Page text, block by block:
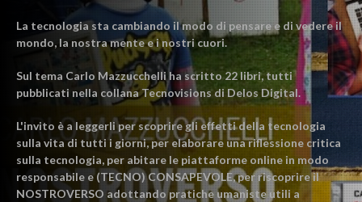
La tecnologia sta cambiando il modo di pensare e di vedere il
mondo, la nostra mente e i nostri cuori.
Sul tema Carlo Mazzucchelli ha scritto 22 libri, tutti
pubblicati nella collana Tecnovisions di Delos Digital.
L'invito è a leggerli per scoprire gli effetti della tecnologia
sulla vita di tutti i giorni, per elaborare una riflessione critica
sulla tecnologia, per abitare le piattaforme online in modo
responsabile e (TECNO) CONSAPEVOLE, per riscoprire il
NOSTROVERSO adottando pratiche umaniste utili a